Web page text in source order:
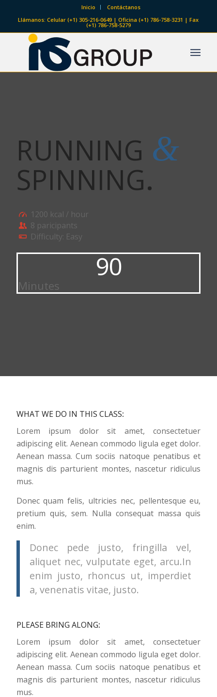
Inicio
Contáctanos
Llámanos: Celular (+1) 305-216-0649 | Oficina (+1) 786-758-3231 | Fax
(+1) 786-758-5279
RUNNING &
SPINNING.
1200 kcal / hour
8 paricipants
Difficulty: Easy
90
Minutes
WHAT WE DO IN THIS CLASS:
Lorem ipsum dolor sit amet, consectetuer
adipiscing elit. Aenean commodo ligula eget dolor.
Aenean massa. Cum sociis natoque penatibus et
magnis dis parturient montes, nascetur ridiculus
mus.
Donec quam felis, ultricies nec, pellentesque eu,
pretium quis, sem. Nulla consequat massa quis
enim.
Donec pede justo, fringilla vel,
aliquet nec, vulputate eget, arcu.In
enim justo, rhoncus ut, imperdiet
a, venenatis vitae, justo.
PLEASE BRING ALONG:
Lorem ipsum dolor sit amet, consectetuer
adipiscing elit. Aenean commodo ligula eget dolor.
Aenean massa. Cum sociis natoque penatibus et
magnis dis parturient montes, nascetur ridiculus
mus.